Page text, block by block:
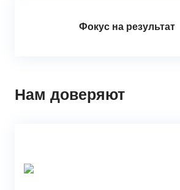
Фокус на результат
Нам доверяют